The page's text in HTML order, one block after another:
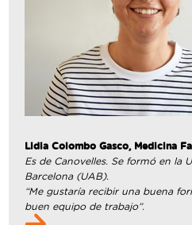
Lidia Colombo Gasco, Medicina
Es de Canovelles. Se formó en la
Barcelona (UAB).
“Me gustaría recibir una buena
buen equipo de trabajo”.